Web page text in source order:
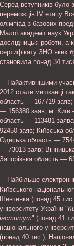
Серед вступників було
переможців IV етапу
олімпіад з базових
Малої академії наук
дослідницькі роботи, а
сертифікату ЗНО яких
становила понад 34
Найактивнішими
2012 стали мешканці
область — 167719 заяв;
— 156380 заяв; м. Київ
область — 113481
92450 заяв; Київська
Одеська область —
— 73013 заяв;
Запорізька область —
Найбільше
Київського
Шевченка (понад 45
університету України "
інститут" (понад 41
національного
(понад 40 тис.),